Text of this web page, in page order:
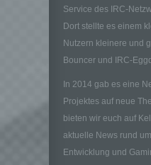
Service des IRC-
Dort stellte es einem
Nutzern kleinere und
Bouncer und IRC-
In 2014 gab es eine
Projektes auf neue
bieten wir euch auf
aktuelle News rund
Entwicklung und
natürlichen
g)
Verantwortlicher
Verantwortlicher
juristische
oder andere
gemeinsam mit
und Mittel der
Sind die Zwecke